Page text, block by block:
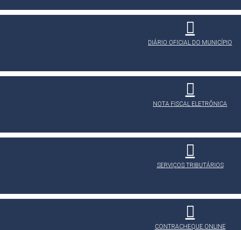
DIÁRIO OFICIAL DO MUNICÍPIO
NOTA FISCAL ELETRÔNICA
SERVIÇOS TRIBUTÁRIOS
CONTRACHEQUE ONLINE